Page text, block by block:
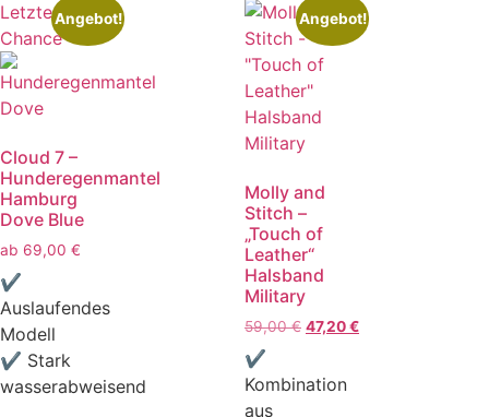
Letzte
Chance
Angebot!
Cloud 7 –
Hunderegenmantel
Hamburg
Dove Blue
ab 69,00 €
✔
Auslaufendes
Modell
✔ Stark
wasserabweisend
Angebot!
Molly and
Stitch –
„Touch of
Leather“
Halsband
Military
59,00€ 47,20€
✔
Kombination
aus